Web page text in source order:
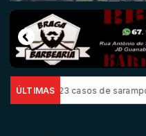
ÚLTIMAS
23 casos de sarampo; 16 não